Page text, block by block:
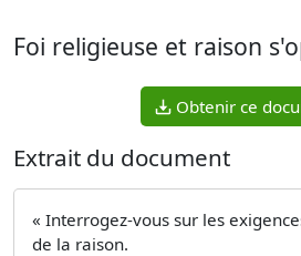
Foi religieuse et raison
Obtenir ce
Extrait du document
« Interrogez-vous sur les
de la raison.